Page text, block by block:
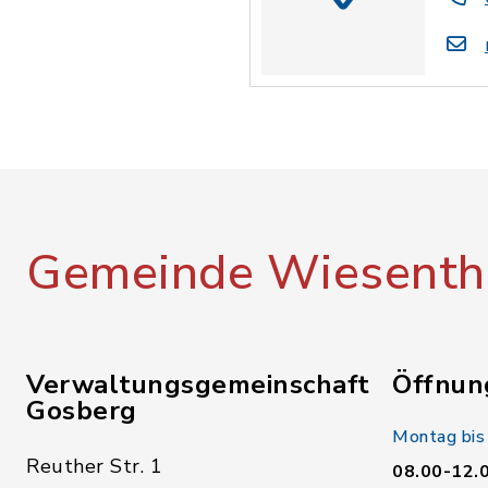
Gemeinde
Verwaltungsgemeinschaft
Gosberg
Reuther Str. 1
Montag
08.00-